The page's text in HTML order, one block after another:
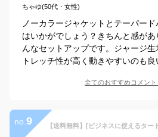
ちゃゆ(50代・女性)
ノーカラージャケットとテーパー
はいかがでしょう？きちんと感が
んなセットアップです。ジャージ
トレッチ性が高く動きやすいのも良
全てのおすすめコメント
no. 9